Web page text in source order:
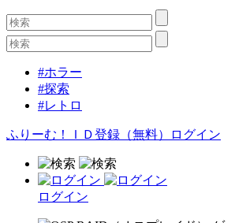
#ホラー
#探索
#レトロ
ふりーむ！ＩＤ登録（無料） ログイン
ログイン